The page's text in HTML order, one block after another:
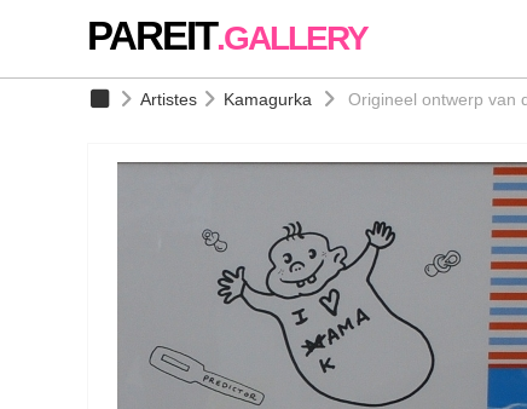
PAREIT.GALLERY
Artistes Kamagurka Origineel ontwerp van